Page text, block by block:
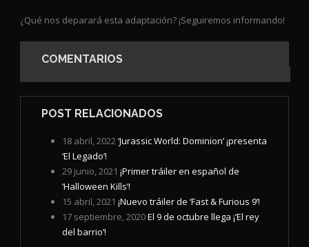
¿Qué nos deparará esta adaptación? ¡Seguiremos informando!
COMENTARIOS
POST RELACIONADOS
18 abril, 2022‘Jurassic World: Dominion’ ¡presenta
‘El Legado’!
29 junio, 2021 ¡Primer tráiler en español de
‘Halloween Kills’!
15 abril, 2021 ¡Nuevo tráiler de ‘Fast & Furious 9’!
17 septiembre, 2020El 9 de octubre llega ¡’El rey
del barrio’!